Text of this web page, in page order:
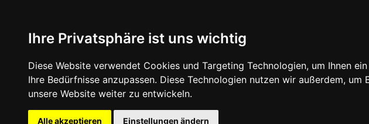
Ihre Privatsphäre ist uns wichtig
Diese Website verwendet Cookies und Targeting Technologien, um Ihnen
Ihre Bedürfnisse anzupassen. Diese Technologien nutzen wir außerdem,
unsere Website weiter zu entwickeln.
Alle akzeptieren Einstellungen ändern